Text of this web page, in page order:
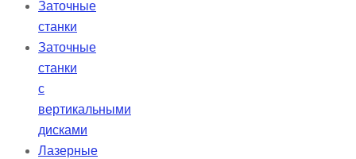
Заточные
станки
Заточные
станки
с
вертикальными
дисками
Лазерные